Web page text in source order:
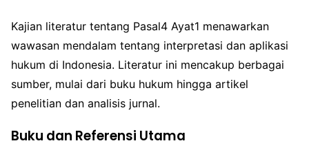
Kajian literatur tentang Pasal4 Ayat1 menawarkan
wawasan mendalam tentang interpretasi dan aplikasi
hukum di Indonesia. Literatur ini mencakup berbagai
sumber, mulai dari buku hukum hingga artikel
penelitian dan analisis jurnal.
Buku dan Referensi Utama